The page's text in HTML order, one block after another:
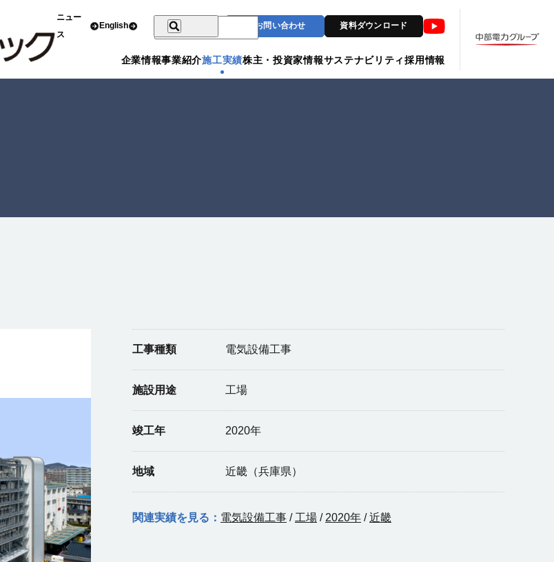
ニュー
ス
English お問い合わせ 資料ダウンロード
企業情報事業紹介施工実績株主・投資家情報サステナビリティ採用情報
工事種類 電気設備工事
施設用途 工場
竣工年 2020年
地域 近畿（兵庫県）
関連実績を見る： 電気設備工事 / 工場 / 2020年 /近畿